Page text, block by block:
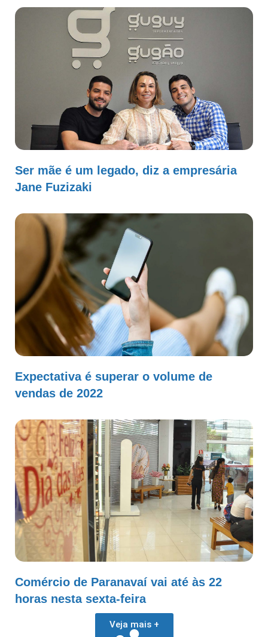
Ser mãe é um legado, diz a empresária
Jane Fuzizaki
Expectativa é superar o volume de
vendas de 2022
Comércio de Paranavaí vai até às 22
horas nesta sexta-feira
Veja mais +